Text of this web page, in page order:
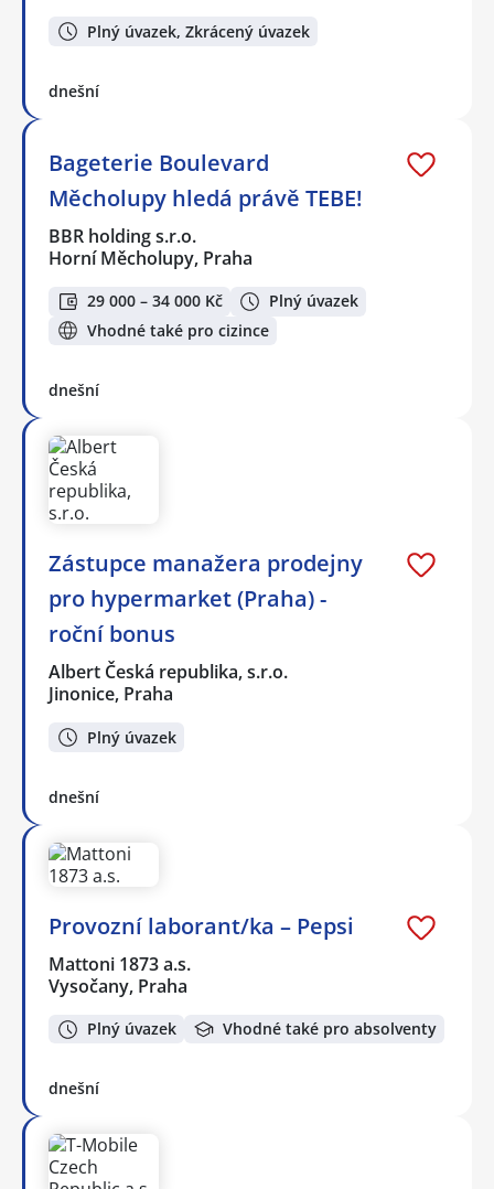
Plný úvazek, Zkrácený úvazek
dnešní
Bageterie Boulevard
Měcholupy hledá právě TEBE!
BBR holding s.r.o.
Horní Měcholupy, Praha
29 000 – 34 000 Kč
Plný úvazek
Vhodné také pro cizince
dnešní
Zástupce manažera prodejny
pro hypermarket (Praha) -
roční bonus
Albert Česká republika, s.r.o.
Jinonice, Praha
Plný úvazek
dnešní
Provozní laborant/ka – Pepsi
Mattoni 1873 a.s.
Vysočany, Praha
Plný úvazek Vhodné také pro absolventy
dnešní